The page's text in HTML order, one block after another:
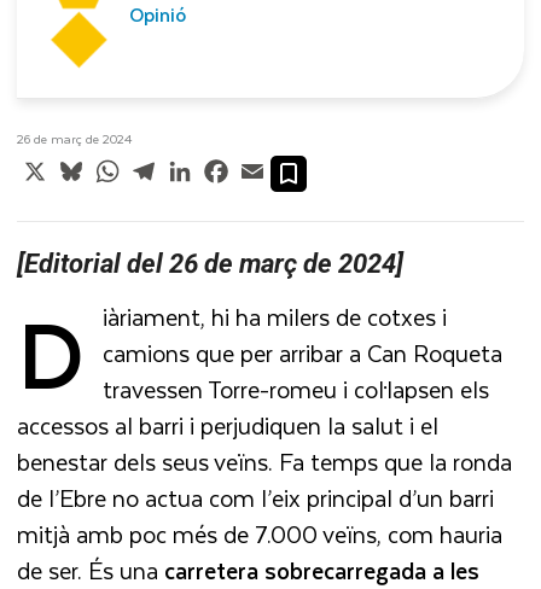
Opinió
26 de març de 2024
X BlueskyWhatsApp
TelegramLinkedInFacebook
Email
[Editorial del 26 de març de 2024]
D
iàriament, hi ha milers de cotxes i
camions que per arribar a Can Roqueta
travessen Torre-romeu i col·lapsen els
accessos al barri i perjudiquen la salut i el
benestar dels seus veïns. Fa temps que la ronda
de l’Ebre no actua com l’eix principal d’un barri
mitjà amb poc més de 7.000 veïns, com hauria
de ser. És una carretera sobrecarregada a les